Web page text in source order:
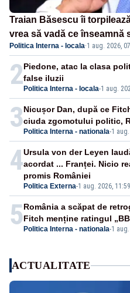
Traian Băsescu îi
vrea să vadă ce înseamnă
România
Politica Interna - locala·1 aug. 2026,
2 Politica Interna - locala-1 aug.
Piedone, atac la clasa
false iluzii
3 Politica Interna - nationala-1
Nicușor Dan, după ce
ciuda zgomotului politic,
4
Politica Externa-1 aug. 2026, 11:59
Ursula von der Leyen
acordat ... Franței. Nicio
promis României
5 Politica Interna - nationala-1
România a scăpat de
Fitch menține ratingul
ACTUALITATE